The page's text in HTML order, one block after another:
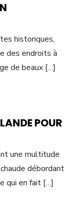
historiques,
des endroits à
de beaux […]
POUR
une multitude
débordant
qui en fait […]